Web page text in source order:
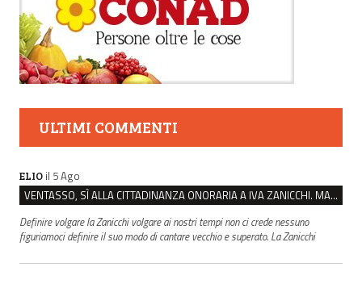
ULTIMI COMMENTI
ELIO il 5 Ago
VENTASSO, SÌ ALLA CITTADINANZA ONORARIA A IVA ZANICCHI. MA BARGIACCHI: “È DI PESSIMO GUSTO”
Definire volgare la Zanicchi volgare ai nostri tempi non ci crede nessuno
figuriamoci definire il suo modo di cantare vecchio e superato. La Zanicchi